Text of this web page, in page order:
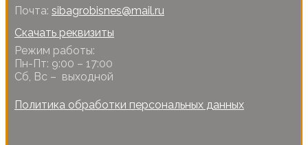
Почта: sibagrobisnes@mail.ru
Скачать реквизиты
Режим работы:
Пн-Пт: 9:00 – 17:00
Сб, Вс – выходной
Политика обработки персональных данных